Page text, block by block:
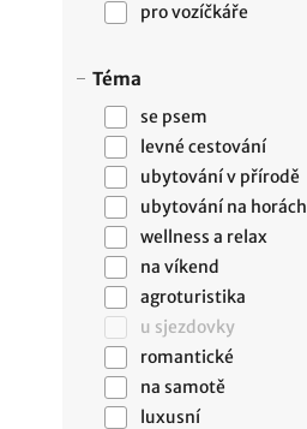
pro vozíčkáře
Téma
se psem
levné cestování
ubytování v přírodě
ubytování na horách
wellness a relax
na víkend
agroturistika
u sjezdovky
romantické
na samotě
luxusní